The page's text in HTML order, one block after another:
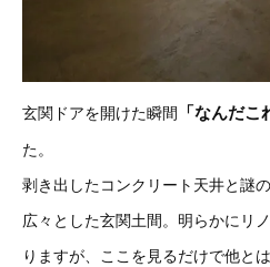
玄関ドアを開けた瞬間 「なんだこ
た。
剥き出したコンクリート天井と謎
広々とした玄関土間。明らかにリ
りますが、ここを見るだけで他と